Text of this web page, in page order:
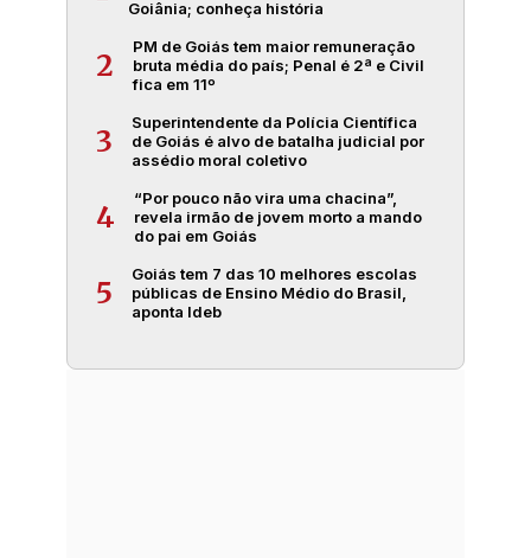
Goiânia; conheça história
2
PM de Goiás tem maior remuneração
bruta média do país; Penal é 2ª e Civil
fica em 11º
3
Superintendente da Polícia Científica
de Goiás é alvo de batalha judicial por
assédio moral coletivo
4
“Por pouco não vira uma chacina”,
revela irmão de jovem morto a mando
do pai em Goiás
5
Goiás tem 7 das 10 melhores escolas
públicas de Ensino Médio do Brasil,
aponta Ideb